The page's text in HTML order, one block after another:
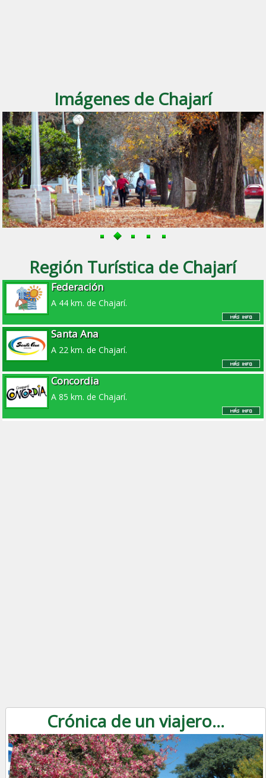
Imágenes de Chajarí
Región Turística de Chajarí
Federación
A 44 km. de Chajarí.
Santa Ana
A 22 km. de Chajarí.
Concordia
A 85 km. de Chajarí.
Crónica de un viajero...